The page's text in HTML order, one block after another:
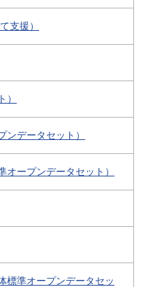
支援）
）
ンデータセット）
ープンデータセット）
標準オープンデータセッ